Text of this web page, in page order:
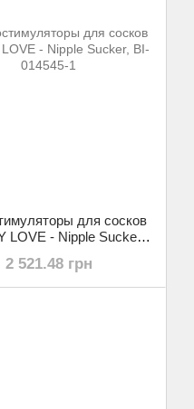
для сосков
LOVE - Nipple Sucker,
2 521.48 грн